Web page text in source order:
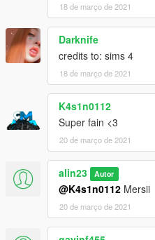
18 de março de 2021
Darknife
credits to: sims 4
18 de março de 2021
K4s1n0112
Super fain <3
20 de março de 2021
alin23 Autor
@K4s1n0112 Mersii
20 de março de 2021